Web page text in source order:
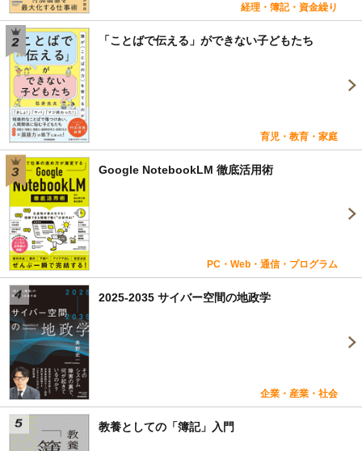
経理・簿記・資金繰り
「ことばで伝える」ができない子どもたち
育児・教育・家庭
Google NotebookLM 徹底活用術
PC・Web・通信・プログラム
2025-2035 サイバー空間の地政学
企業・産業・社会
教養としての「簿記」入門